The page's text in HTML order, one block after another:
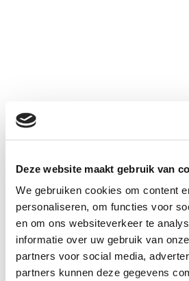
Deze website maakt gebruik van
We gebruiken cookies om content
personaliseren, om functies voor
en om ons websiteverkeer te
informatie over uw gebruik van
partners voor social media,
partners kunnen deze gegevens